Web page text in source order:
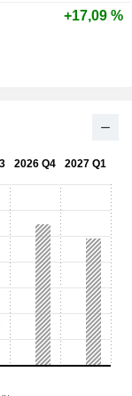
+17,09 %